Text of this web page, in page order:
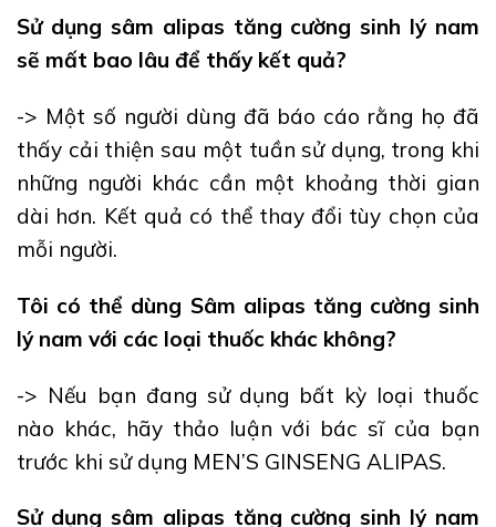
Sử dụng sâm alipas tăng cường sinh lý nam
sẽ mất bao lâu để thấy kết quả?
-> Một số người dùng đã báo cáo rằng họ đã
thấy cải thiện sau một tuần sử dụng, trong khi
những người khác cần một khoảng thời gian
dài hơn. Kết quả có thể thay đổi tùy chọn của
mỗi người.
Tôi có thể dùng Sâm alipas tăng cường sinh
lý nam với các loại thuốc khác không?
-> Nếu bạn đang sử dụng bất kỳ loại thuốc
nào khác, hãy thảo luận với bác sĩ của bạn
trước khi sử dụng MEN’S GINSENG ALIPAS.
Sử dụng sâm alipas tăng cường sinh lý nam